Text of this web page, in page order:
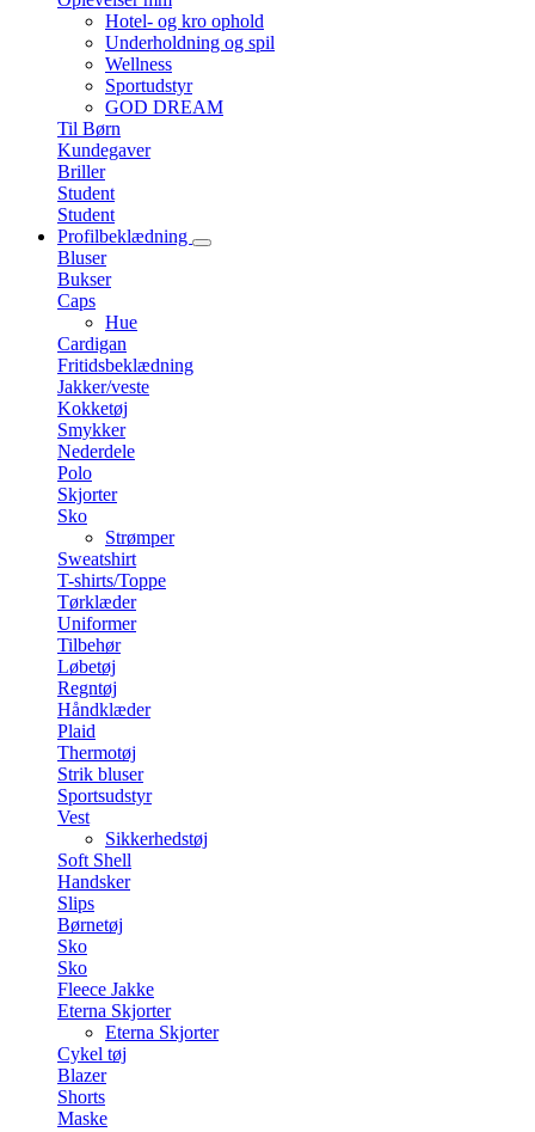
Hotel- og kro ophold
Underholdning og spil
Wellness
Sportudstyr
GOD DREAM
Til Børn
Kundegaver
Briller
Student
Student
Profilbeklædning
Bluser
Bukser
Caps
Hue
Cardigan
Fritidsbeklædning
Jakker/veste
Kokketøj
Smykker
Nederdele
Polo
Skjorter
Sko
Strømper
Sweatshirt
T-shirts/Toppe
Tørklæder
Uniformer
Tilbehør
Løbetøj
Regntøj
Håndklæder
Plaid
Thermotøj
Strik bluser
Sportsudstyr
Vest
Sikkerhedstøj
Soft Shell
Handsker
Slips
Børnetøj
Sko
Sko
Fleece Jakke
Eterna Skjorter
Eterna Skjorter
Cykel tøj
Blazer
Shorts
Maske